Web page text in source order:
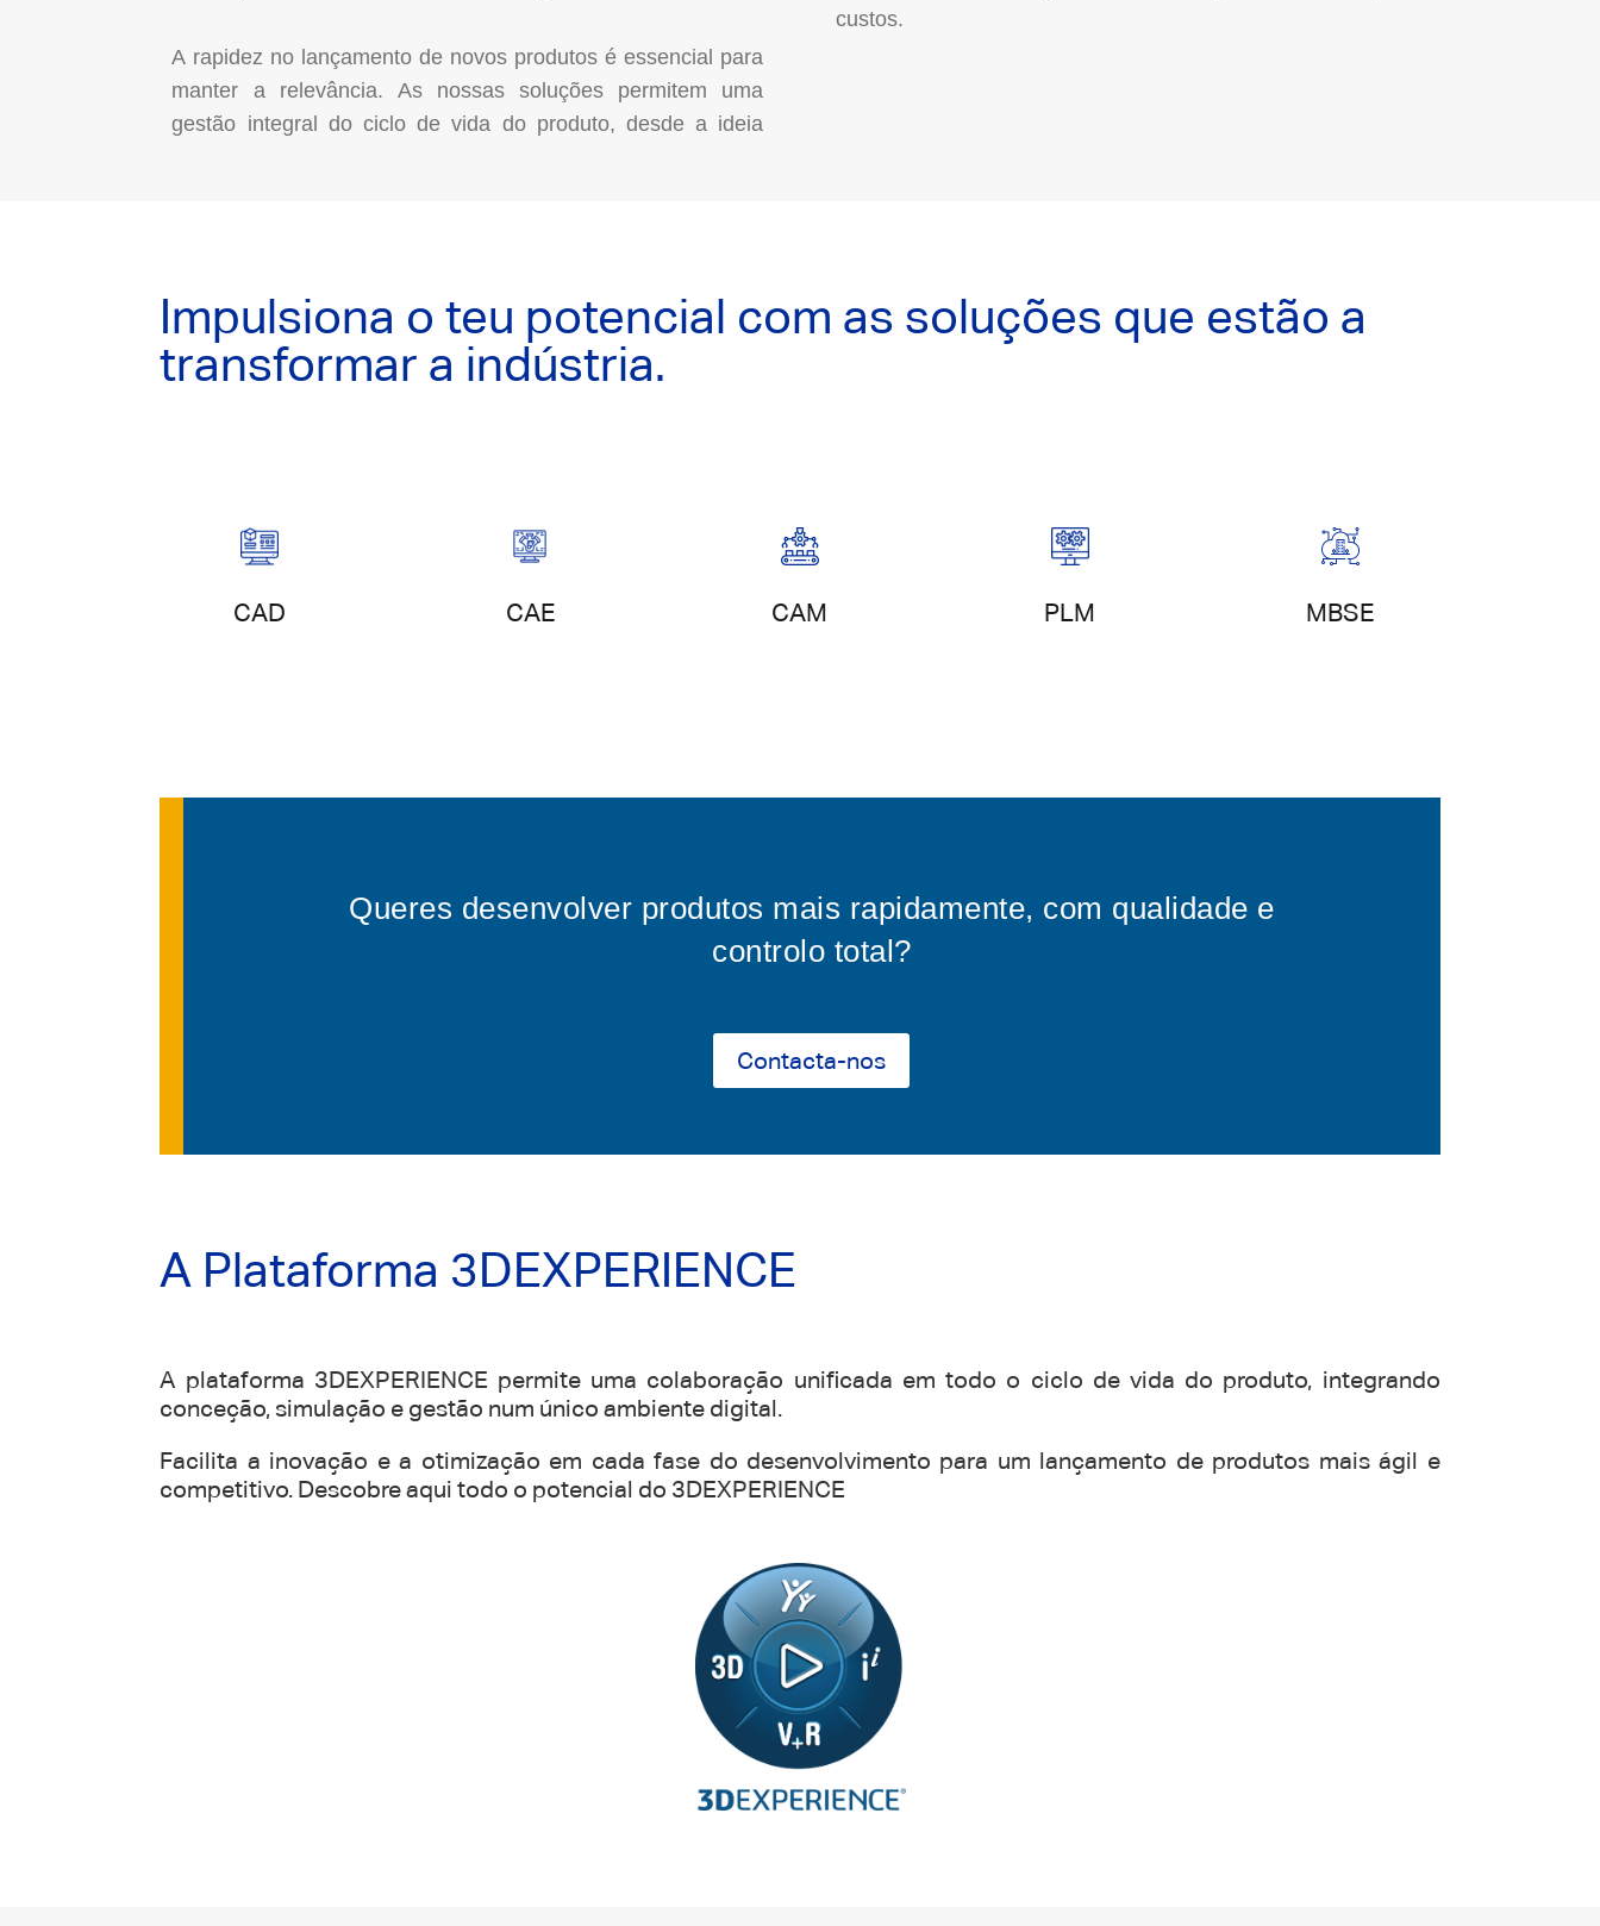
A rapidez no lançamento de novos produtos é essencial para
manter a relevância. As nossas soluções permitem uma
gestão integral do ciclo de vida do produto, desde a ideia
custos.
Impulsiona o teu potencial com as soluções que estão a
transformar a indústria.
CAD
Conceção de
produto
CAE
Simulação de
produto
CAM
Fabrico digital PLM
Gestão de
projetos
MBSE
sistemas
baseada em
Queres desenvolver produtos mais rapidamente, com qualidade e
controlo total?
Contacta-nos
A Plataforma 3DEXPERIENCE
A plataforma 3DEXPERIENCE permite uma colaboração unificada em todo o ciclo de vida do produto, integrando
conceção, simulação e gestão num único ambiente digital.
Facilita a inovação e a otimização em cada fase do desenvolvimento para um lançamento de produtos mais ágil e
competitivo. Descobre aqui todo o potencial do 3DEXPERIENCE